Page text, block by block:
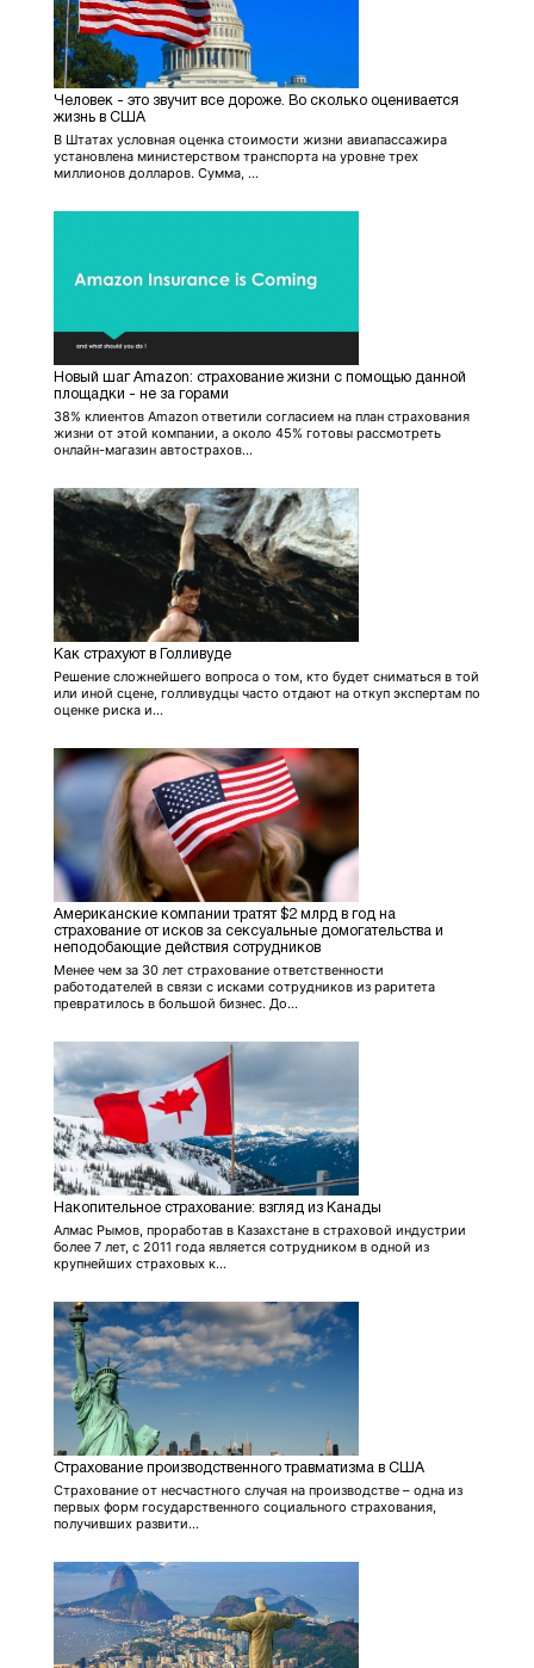
Человек - это звучит все дороже. Во сколько оценивается
жизнь в США
В Штатах условная оценка стоимости жизни авиапассажира
установлена министерством транспорта на уровне трех
миллионов долларов. Сумма, ...
Новый шаг Amazon: страхование жизни с помощью данной
площадки - не за горами
38% клиентов Amazon ответили согласием на план страхования
жизни от этой компании, а около 45% готовы рассмотреть
онлайн-магазин автострахов...
Как страхуют в Голливуде
Решение сложнейшего вопроса о том, кто будет сниматься в той
или иной сцене, голливудцы часто отдают на откуп экспертам по
оценке риска и...
Американские компании тратят $2 млрд в год на
страхование от исков за сексуальные домогательства и
неподобающие действия сотрудников
Менее чем за 30 лет страхование ответственности
работодателей в связи с исками сотрудников из раритета
превратилось в большой бизнес. До...
Накопительное страхование: взгляд из Канады
Алмас Рымов, проработав в Казахстане в страховой индустрии
более 7 лет, с 2011 года является сотрудником в одной из
крупнейших страховых к...
Страхование производственного травматизма в США
Страхование от несчастного случая на производстве – одна из
первых форм государственного социального страхования,
получивших развити...